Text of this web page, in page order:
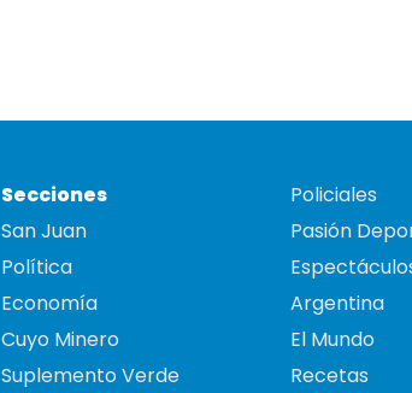
Secciones
San Juan
Política
Economía
Cuyo Minero
Suplemento Verde
Policiales
Pasión
Argentina
El Mundo
Recetas